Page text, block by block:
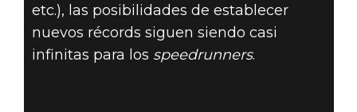
etc.), las posibilidades de establecer
nuevos récords siguen siendo casi
infinitas para los speedrunners.